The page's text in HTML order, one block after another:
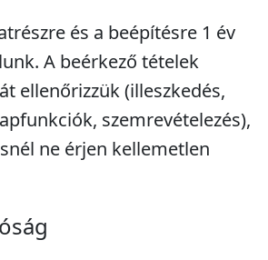
és a beépítésre 1 év
A beérkező tételek
ellenőrizzük (illeszkedés,
szemrevételezés),
ne érjen kellemetlen